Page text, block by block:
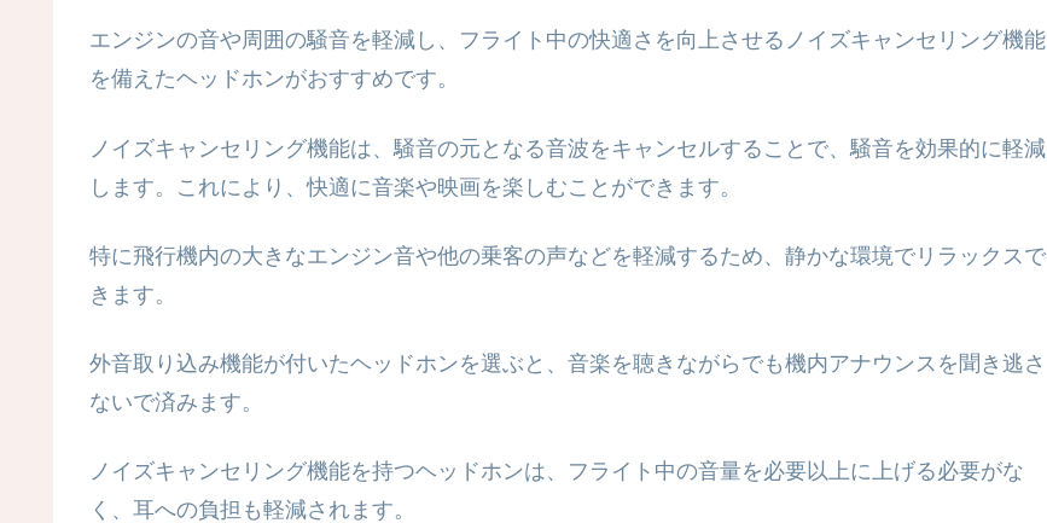
エンジンの音や周囲の騒音を軽減し、フライト中の快適さを向上させるノイズキャンセリング機能
を備えたヘッドホンがおすすめです。
ノイズキャンセリング機能は、騒音の元となる音波をキャンセルすることで、騒音を効果的に軽減
します。これにより、快適に音楽や映画を楽しむことができます。
特に飛行機内の大きなエンジン音や他の乗客の声などを軽減するため、静かな環境でリラックスで
きます。
外音取り込み機能が付いたヘッドホンを選ぶと、音楽を聴きながらでも機内アナウンスを聞き逃さ
ないで済みます。
ノイズキャンセリング機能を持つヘッドホンは、フライト中の音量を必要以上に上げる必要がな
く、耳への負担も軽減されます。